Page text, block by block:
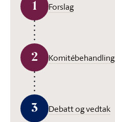
1 Forslag
2 Komitébehandling
3 Debatt og vedtak